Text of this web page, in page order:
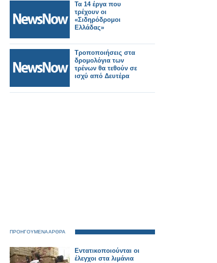
Τα 14 έργα που
τρέχουν οι
«Σιδηρόδρομοι
Ελλάδας»
Τροποποιήσεις στα
δρομολόγια των
τρένων θα τεθούν σε
ισχύ από Δευτέρα
ΠΡΟΗΓΟΥΜΕΝΑ ΑΡΘΡΑ
Εντατικοποιούνται οι
έλεγχοι στα λιμάνια